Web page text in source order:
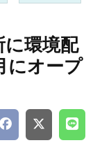
に環境配
にオープ